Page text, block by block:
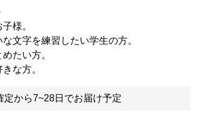
様。
文字を練習したい学生の方。
たい方。
な方。
定から7~28日でお届け予定